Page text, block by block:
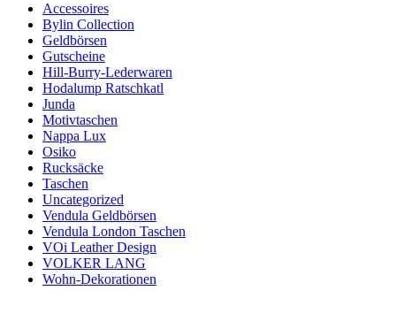
Accessoires
Bylin Collection
Geldbörsen
Gutscheine
Hill-Burry-Lederwaren
Hodalump Ratschkatl
Junda
Motivtaschen
Nappa Lux
Osiko
Rucksäcke
Taschen
Uncategorized
Vendula Geldbörsen
Vendula London Taschen
VOi Leather Design
VOLKER LANG
Wohn-Dekorationen